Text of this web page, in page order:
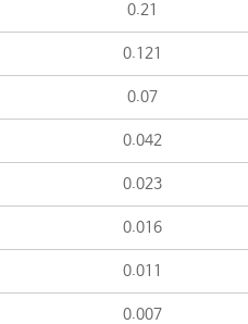
0.21
0.121
0.07
0.042
0.023
0.016
0.011
0.007